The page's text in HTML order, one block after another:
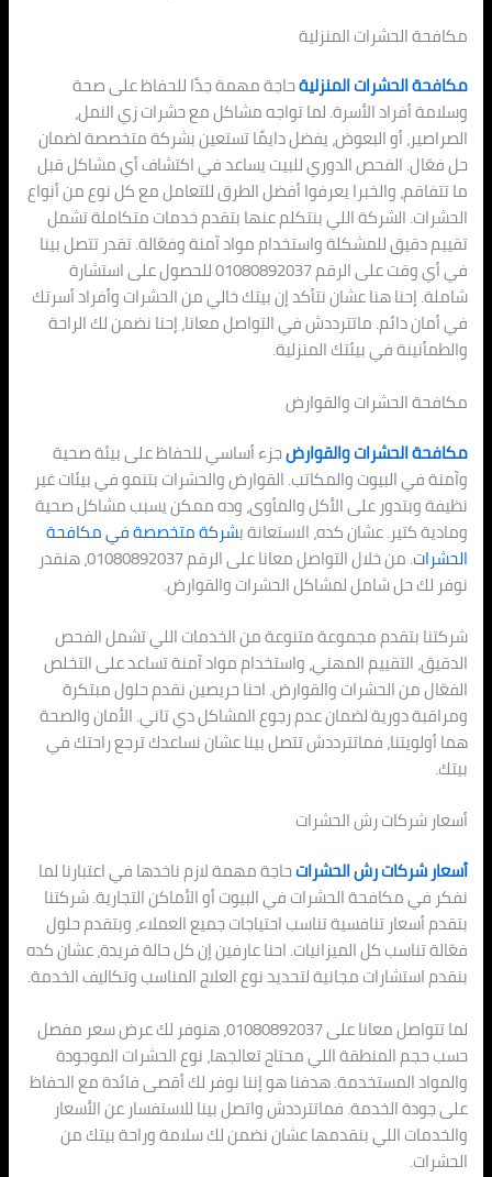
مكافحة الحشرات المنزلية
مكافحة الحشرات المنزليةحاجة مهمة جدًا للحفاظ على صحة
وسلامة أفراد الأسرة. لما تواجه مشاكل مع حشرات زي النمل،
الصراصير، أو البعوض، يفضل دايمًا تستعين بشركة متخصصة لضمان
حل فعّال. الفحص الدوري للبيت يساعد في اكتشاف أي مشاكل قبل
ما تتفاقم، والخبرا يعرفوا أفضل الطرق للتعامل مع كل نوع من أنواع
الحشرات. الشركة اللي بنتكلم عنها بتقدم خدمات متكاملة تشمل
تقييم دقيق للمشكلة واستخدام مواد آمنة وفعّالة. تقدر تتصل بينا
في أي وقت على الرقم 01080892037 للحصول على استشارة
شاملة. إحنا هنا عشان نتأكد إن بيتك خالي من الحشرات وأفراد أسرتك
في أمان دائم. ماتترددش في التواصل معانا، إحنا نضمن لك الراحة
والطمأنينة في بيئتك المنزلية.
مكافحة الحشرات والقوارض
مكافحة الحشرات والقوارضجزء أساسي للحفاظ على بيئة صحية
وآمنة في البيوت والمكاتب. القوارض والحشرات بتنمو في بيئات غير
نظيفة وبتدور على الأكل والمأوى، وده ممكن يسبب مشاكل صحية
ومادية كتير. عشان كده، الاستعانة بشركة متخصصة في مكافحة
الحشرات
. من خلال التواصل معانا على الرقم 01080892037، هنقدر
نوفر لك حل شامل لمشاكل الحشرات والقوارض.
شركتنا بتقدم مجموعة متنوعة من الخدمات اللي تشمل الفحص
الدقيق، التقييم المهني، واستخدام مواد آمنة تساعد على التخلص
الفعّال من الحشرات والقوارض. احنا حريصين نقدم حلول مبتكرة
ومراقبة دورية لضمان عدم رجوع المشاكل دي تاني. الأمان والصحة
هما أولويتنا، فماتترددش تتصل بينا عشان نساعدك ترجع راحتك في
بيتك.
أسعار شركات رش الحشرات
أسعار شركات رش الحشراتحاجة مهمة لازم ناخدها في اعتبارنا لما
نفكر في مكافحة الحشرات في البيوت أو الأماكن التجارية. شركتنا
بتقدم أسعار تنافسية تناسب احتياجات جميع العملاء، وبتقدم حلول
فعّالة تناسب كل الميزانيات. احنا عارفين إن كل حالة فريدة، عشان كده
بنقدم استشارات مجانية لتحديد نوع العلاج المناسب وتكاليف الخدمة.
لما تتواصل معانا على 01080892037، هنوفر لك عرض سعر مفصل
حسب حجم المنطقة اللي محتاج تعالجها، نوع الحشرات الموجودة
والمواد المستخدمة. هدفنا هو إننا نوفر لك أقصى فائدة مع الحفاظ
على جودة الخدمة. فماتترددش واتصل بينا للاستفسار عن الأسعار
والخدمات اللي بنقدمها عشان نضمن لك سلامة وراحة بيتك من
الحشرات.